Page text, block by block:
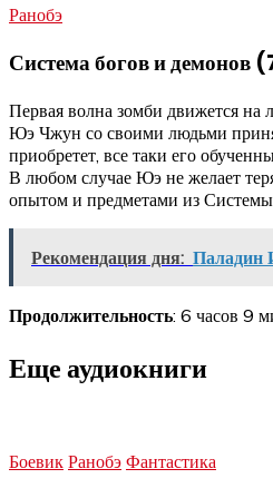
Ранобэ
Система богов и демонов
Первая волна зомби движется
Юэ Чжун со своими людьми
приобретет, все таки его
В любом случае Юэ не желает
опытом и предметами из
Рекомендация дня: Паладин
Продолжительность: 6 часов 9
Еще аудиокниги
Боевик Ранобэ Фантастика